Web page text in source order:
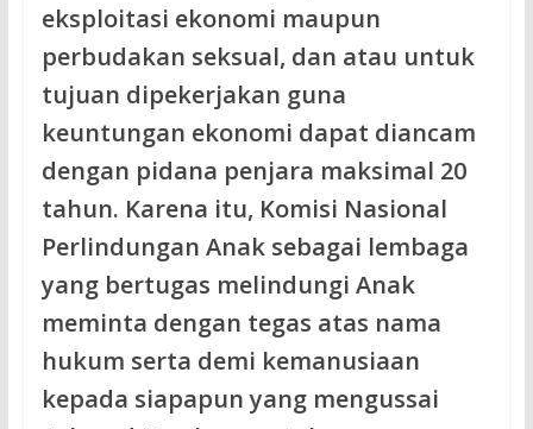
eksploitasi ekonomi maupun
perbudakan seksual, dan atau untuk
tujuan dipekerjakan guna
keuntungan ekonomi dapat diancam
dengan pidana penjara maksimal 20
tahun. Karena itu, Komisi Nasional
Perlindungan Anak sebagai lembaga
yang bertugas melindungi Anak
meminta dengan tegas atas nama
hukum serta demi kemanusiaan
kepada siapapun yang mengussai